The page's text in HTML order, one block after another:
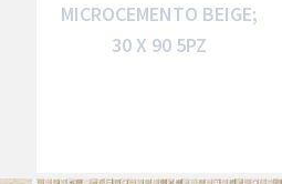
MICROCEMENTO BEIGE;
30 X 90 5PZ